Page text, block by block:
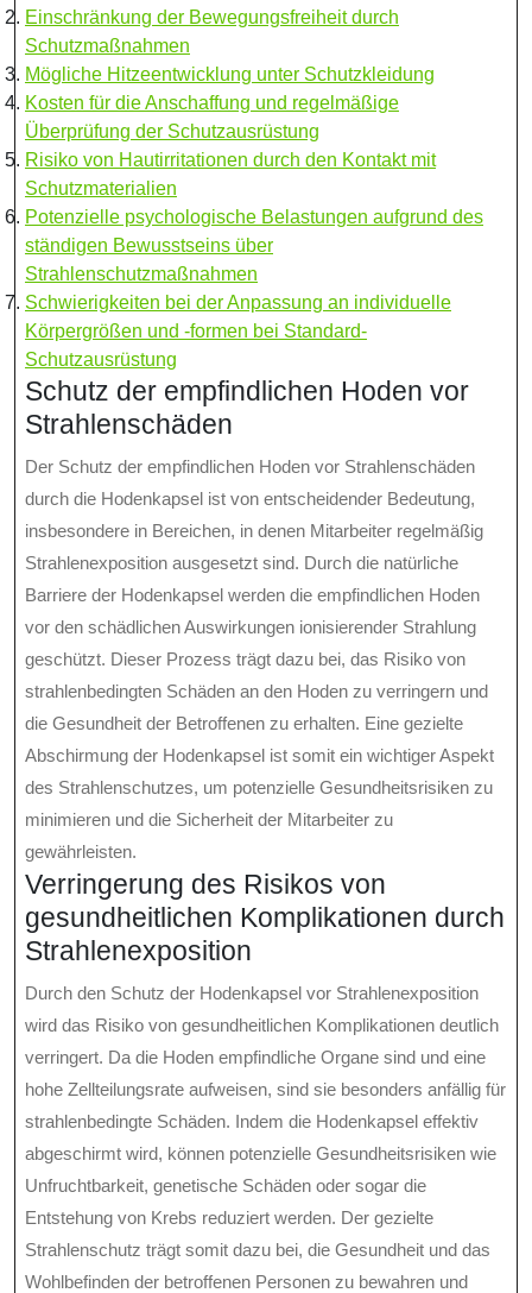
Einschränkung der Bewegungsfreiheit durch
Schutzmaßnahmen
Mögliche Hitzeentwicklung unter Schutzkleidung
Kosten für die Anschaffung und regelmäßige
Überprüfung der Schutzausrüstung
Risiko von Hautirritationen durch den Kontakt mit
Schutzmaterialien
Potenzielle psychologische Belastungen aufgrund des
ständigen Bewusstseins über
Strahlenschutzmaßnahmen
Schwierigkeiten bei der Anpassung an individuelle
Körpergrößen und -formen bei Standard-
Schutzausrüstung
Schutz der empfindlichen Hoden vor
Strahlenschäden
Der Schutz der empfindlichen Hoden vor Strahlenschäden
durch die Hodenkapsel ist von entscheidender Bedeutung,
insbesondere in Bereichen, in denen Mitarbeiter regelmäßig
Strahlenexposition ausgesetzt sind. Durch die natürliche
Barriere der Hodenkapsel werden die empfindlichen Hoden
vor den schädlichen Auswirkungen ionisierender Strahlung
geschützt. Dieser Prozess trägt dazu bei, das Risiko von
strahlenbedingten Schäden an den Hoden zu verringern und
die Gesundheit der Betroffenen zu erhalten. Eine gezielte
Abschirmung der Hodenkapsel ist somit ein wichtiger Aspekt
des Strahlenschutzes, um potenzielle Gesundheitsrisiken zu
minimieren und die Sicherheit der Mitarbeiter zu
gewährleisten.
Verringerung des Risikos von
gesundheitlichen Komplikationen durch
Strahlenexposition
Durch den Schutz der Hodenkapsel vor Strahlenexposition
wird das Risiko von gesundheitlichen Komplikationen deutlich
verringert. Da die Hoden empfindliche Organe sind und eine
hohe Zellteilungsrate aufweisen, sind sie besonders anfällig für
strahlenbedingte Schäden. Indem die Hodenkapsel effektiv
abgeschirmt wird, können potenzielle Gesundheitsrisiken wie
Unfruchtbarkeit, genetische Schäden oder sogar die
Entstehung von Krebs reduziert werden. Der gezielte
Strahlenschutz trägt somit dazu bei, die Gesundheit und das
Wohlbefinden der betroffenen Personen zu bewahren und